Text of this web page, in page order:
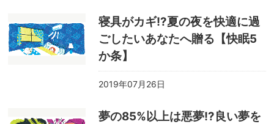
寝具がカギ!?夏の夜を快適に過
ごしたいあなたへ贈る【快眠5
か条】
2019年07月26日
夢の85%以上は悪夢!?良い夢を